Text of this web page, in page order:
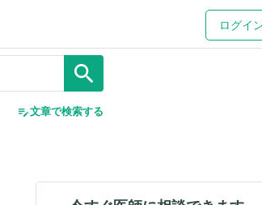
ログイ
search
edit_note文章で検索する